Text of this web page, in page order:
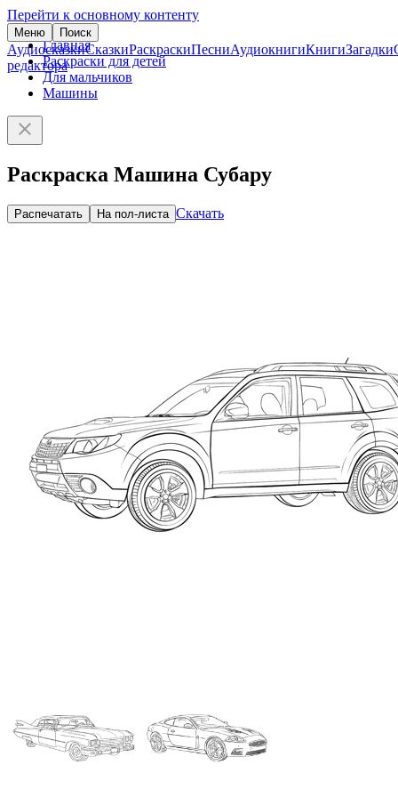
Перейти к основному контенту
Меню Поиск
АудиосказкиСказкиРаскраскиПесниАудиокнигиКнигиЗагадки
редактора
Главная
Раскраски для детей
Для мальчиков
Машины
Раскраска Машина Субару
Распечатать На пол-листа Скачать